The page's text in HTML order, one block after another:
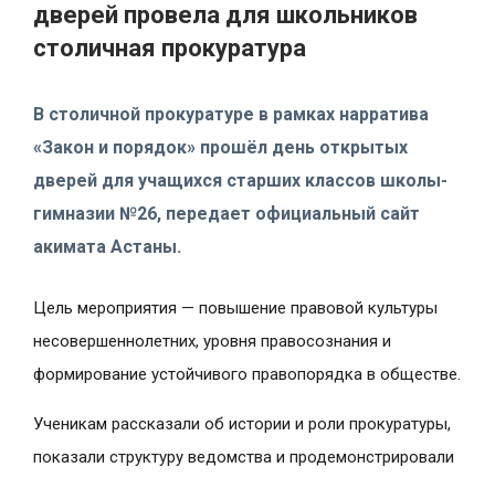
дверей провела для школьников
столичная прокуратура
В столичной прокуратуре в рамках нарратива
«Закон и порядок» прошёл день открытых
дверей для учащихся старших классов школы-
гимназии №26, передает официальный сайт
акимата Астаны.
Цель мероприятия — повышение правовой культуры
несовершеннолетних, уровня правосознания и
формирование устойчивого правопорядка в обществе.
Ученикам рассказали об истории и роли прокуратуры,
показали структуру ведомства и продемонстрировали